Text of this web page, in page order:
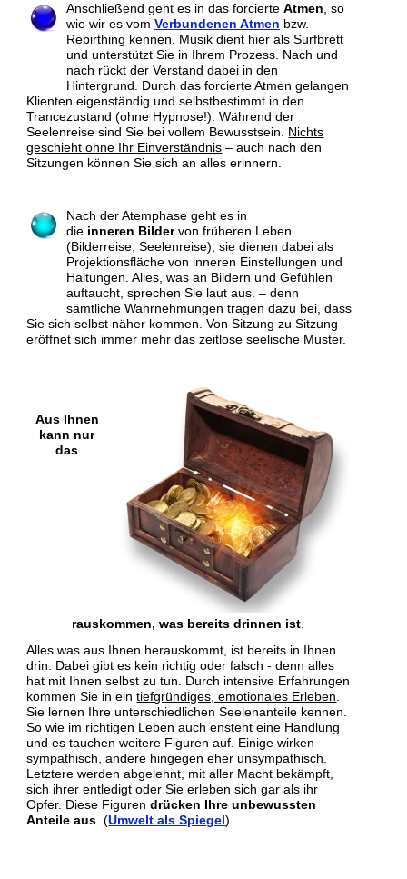
Anschließend geht es in das forcierteAtmen, so
wie wir es vomVerbundenen Atmen bzw.
Rebirthing kennen. Musik dient hier als Surfbrett
und unterstützt Sie in Ihrem Prozess. Nach und
nach rückt der Verstand dabei in den
Hintergrund. Durch das forcierte Atmen gelangen
Klienten eigenständig und selbstbestimmt in den
Trancezustand (ohne Hypnose!). Während der
Seelenreise sind Sie bei vollem Bewusstsein. Nichts
geschieht ohne Ihr Einverständnis – auch nach den
Sitzungen können Sie sich an alles erinnern.
Nach der Atemphase geht es in
die inneren Bildervon früheren Leben
(Bilderreise, Seelenreise), sie dienen dabei als
Projektionsfläche von inneren Einstellungen und
Haltungen. Alles, was an Bildern und Gefühlen
auftaucht, sprechen Sie laut aus. – denn
sämtliche Wahrnehmungen tragen dazu bei, dass
Sie sich selbst näher kommen. Von Sitzung zu Sitzung
eröffnet sich immer mehr das zeitlose seelische Muster.
Aus Ihnen
kann nur
das
rauskommen, was bereits drinnen ist
Alles was aus Ihnen herauskommt, ist bereits in Ihnen
drin. Dabei gibt es kein richtig oder falsch - denn alles
hat mit Ihnen selbst zu tun. Durch intensive Erfahrungen
kommen Sie in eintiefgründiges, emotionales Erleben
Sie lernen Ihre unterschiedlichen Seelenanteile kennen.
So wie im richtigen Leben auch ensteht eine Handlung
und es tauchen weitere Figuren auf. Einige wirken
sympathisch, andere hingegen eher unsympathisch.
Letztere werden abgelehnt, mit aller Macht bekämpft,
sich ihrer entledigt oder Sie erleben sich gar als ihr
Opfer. Diese Figurendrücken Ihre unbewussten
Anteile aus . (Umwelt als Spiegel)